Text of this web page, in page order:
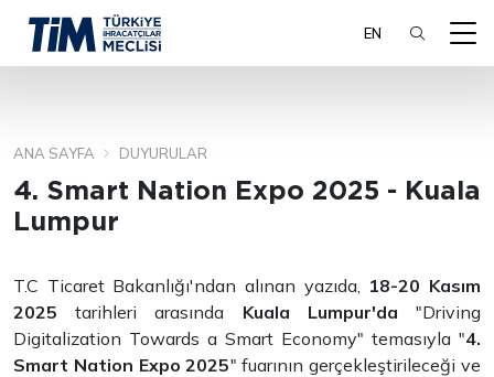
EN
ANA SAYFA DUYURULAR
4. Smart Nation Expo 2025 - Kuala
Lumpur
T.C Ticaret Bakanlığı'ndan alınan yazıda, 18-20 Kasım
2025tarihleri arasında Kuala Lumpur'da "Driving
Digitalization Towards a Smart Economy" temasıyla "4.
Smart Nation Expo 2025" fuarının gerçekleştirileceği ve